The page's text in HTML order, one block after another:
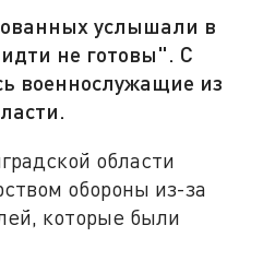
услышали в
не готовы". С
военнослужащие из
области
обороны из-за
которые были